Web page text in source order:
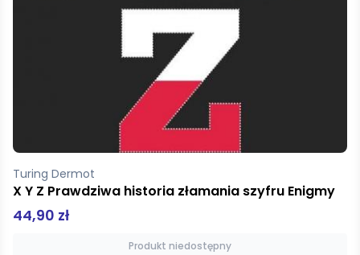
Turing Dermot
X Y Z Prawdziwa historia złamania szyfru Enigmy
44,90 zł
Produkt niedostępny